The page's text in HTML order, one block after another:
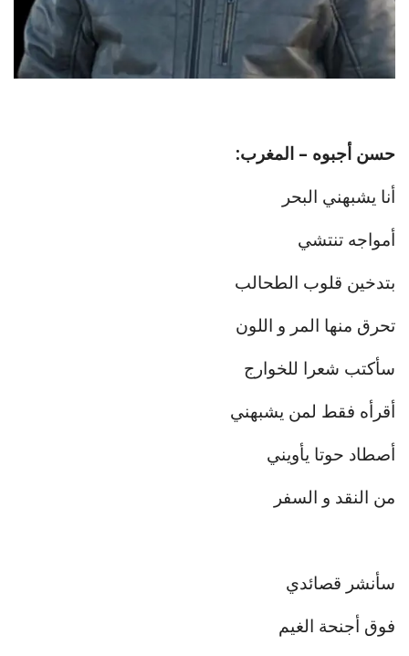
حسن أجبوه – المغرب:
أنا يشبهني البحر
أمواجه تنتشي
بتدخين قلوب الطحالب
تحرق منها المر و اللون
سأكتب شعرا للخوارج
أقرأه فقط لمن يشبهني
أصطاد حوتا يأويني
من النقد و السفر
سأنشر قصائدي
فوق أجنحة الغيم